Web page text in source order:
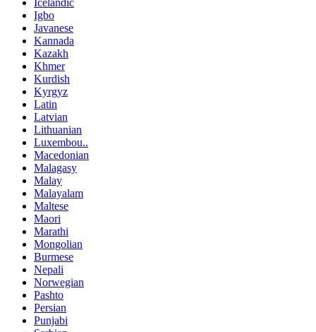
Icelandic
Igbo
Javanese
Kannada
Kazakh
Khmer
Kurdish
Kyrgyz
Latin
Latvian
Lithuanian
Luxembou..
Macedonian
Malagasy
Malay
Malayalam
Maltese
Maori
Marathi
Mongolian
Burmese
Nepali
Norwegian
Pashto
Persian
Punjabi